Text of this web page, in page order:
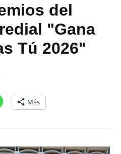
del
"Gana
Tú 2026"
Más